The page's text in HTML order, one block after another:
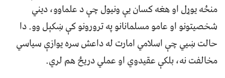
منځه يوړل او هغه کسان يې ونيول چې د علماوو، ديني
شخصيتونو او عامو مسلمانانو په ترورونو کې ښکېل وو. دا
حالت ښيي چې اسلامي امارت له داعش سره يوازې سياسي
مخالفت نه، بلکې عقيدوي او عملي دريځ هم لري.